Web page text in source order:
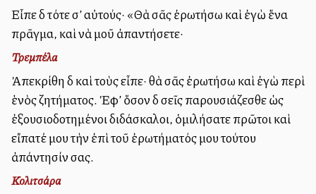
Εἶπε δὲ τότε σ’ αὐτούς· «Θὰ σᾶς ἐρωτήσω καὶ ἐγὼ ἕνα
πρᾶγμα, καὶ νὰ μοῦ ἀπαντήσετε·
Τρεμπέλα
Ἀπεκρίθη δὲ καὶ τοὺς εἶπε· θὰ σᾶς ἐρωτήσω καὶ ἐγὼ περὶ
ἑνὸς ζητήματος. Ἐφ’ ὅσον δὲ σεῖς παρουσιάζεσθε ὡς
ἐξουσιοδοτημένοι διδάσκαλοι, ὁμιλήσατε πρῶτοι καὶ
εἴπατέ μου τὴν ἐπὶ τοῦ ἐρωτήματός μου τούτου
ἀπάντησίν σας.
Κολιτσάρα